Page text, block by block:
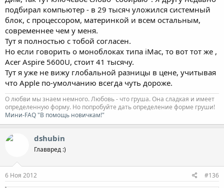
дорого! Сам купил iPad 3, но дешевым его ну никак не считаю...
хотя все и нравится.
подбирал компьютер - в 29 тысяч уложился системный
блок, с процессором, материнкой и всем остальным,
современнее чем у меня.
Тут я полностью с тобой согласен.
Но если говорить о моноблоках типа iMac, то вот тот же ,
Acer Aspire 5600U, стоит 41 тысячу.
Тут я уже не вижу глобальной разницы в цене, учитывая
что Apple по-умолчанию всегда чуть дороже.
О любви мы знаем немного. Любовь - что груша. Она сладкая и имеет
определенную форму. Но попробуйте дать определение форме груши!
Мини-FAQ "В помощь новичкам!"
dshubin
Главвред :)
6 Ноя 2012 #136